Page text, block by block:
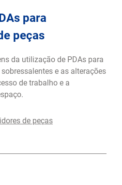
para
peças
da utilização de PDAs para
e as alterações
de trabalho e a
de peças